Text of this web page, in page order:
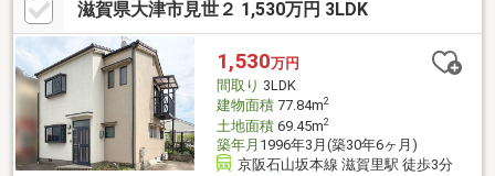
滋賀県大津市見世２ 1,530万円 3LDK
1,530万円
間取り 3LDK
建物面積77.84m2
土地面積69.45m2
築年月 1996年3月(築30年6ヶ月)
京阪石山坂本線 滋賀里駅 徒歩3分